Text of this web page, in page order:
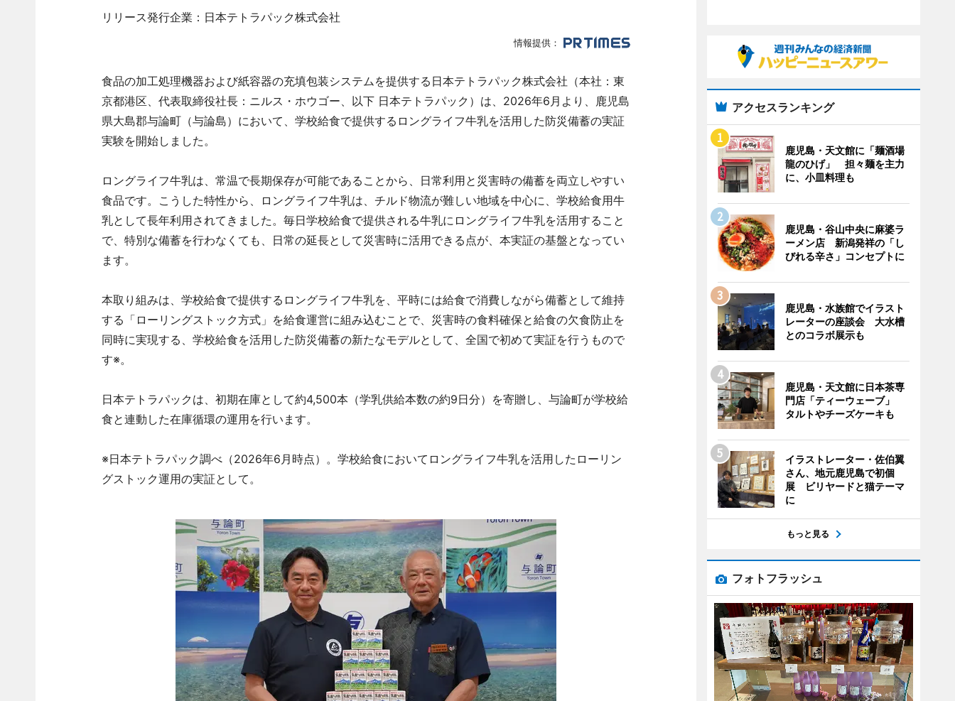
リリース発行企業：日本テトラパック株式会社
情報提供：
食品の加工処理機器および紙容器の充填包装システムを提供する日本テトラパック株式会社（本社：東
京都港区、代表取締役社長：ニルス・ホウゴー、以下 日本テトラパック）は、2026年6月より、鹿児島
県大島郡与論町（与論島）において、学校給食で提供するロングライフ牛乳を活用した防災備蓄の実証
実験を開始しました。
ロングライフ牛乳は、常温で長期保存が可能であることから、日常利用と災害時の備蓄を両立しやすい
食品です。こうした特性から、ロングライフ牛乳は、チルド物流が難しい地域を中心に、学校給食用牛
乳として長年利用されてきました。毎日学校給食で提供される牛乳にロングライフ牛乳を活用すること
で、特別な備蓄を行わなくても、日常の延長として災害時に活用できる点が、本実証の基盤となってい
ます。
本取り組みは、学校給食で提供するロングライフ牛乳を、平時には給食で消費しながら備蓄として維持
する「ローリングストック方式」を給食運営に組み込むことで、災害時の食料確保と給食の欠食防止を
同時に実現する、学校給食を活用した防災備蓄の新たなモデルとして、全国で初めて実証を行うもので
す※。
日本テトラパックは、初期在庫として約4,500本（学乳供給本数の約9日分）を寄贈し、与論町が学校給
食と連動した在庫循環の運用を行います。
※日本テトラパック調べ（2026年6月時点）。学校給食においてロングライフ牛乳を活用したローリン
グストック運用の実証として。
アクセスランキング
鹿児島・天文館に「麺酒場
龍のひげ」 担々麺を主力
に、小皿料理も
鹿児島・谷山中央に麻婆ラ
ーメン店 新潟発祥の「し
びれる辛さ」コンセプトに
鹿児島・水族館でイラスト
レーターの座談会 大水槽
とのコラボ展示も
鹿児島・天文館に日本茶専
門店「ティーウェーブ」
タルトやチーズケーキも
イラストレーター・佐伯翼
さん、地元鹿児島で初個
展 ビリヤードと猫テーマ
に
もっと見る
フォトフラッシュ